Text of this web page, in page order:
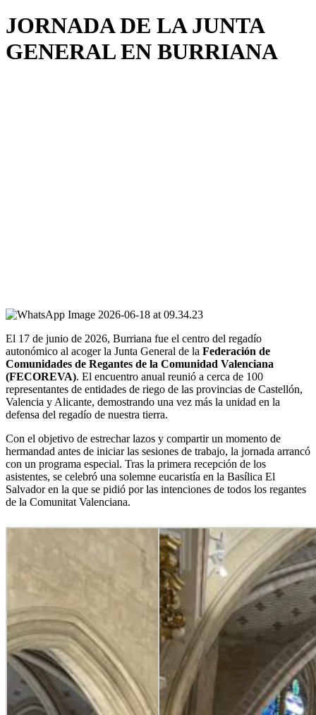
JORNADA DE LA JUNTA
GENERAL EN BURRIANA
El 17 de junio de 2026, Burriana fue el centro del regadío
autonómico al acoger la Junta General de la Federación de
Comunidades de Regantes de la Comunidad Valenciana
(FECOREVA). El encuentro anual reunió a cerca de 100
representantes de entidades de riego de las provincias de Castellón,
Valencia y Alicante, demostrando una vez más la unidad en la
defensa del regadío de nuestra tierra.
Con el objetivo de estrechar lazos y compartir un momento de
hermandad antes de iniciar las sesiones de trabajo, la jornada arrancó
con un programa especial. Tras la primera recepción de los
asistentes, se celebró una solemne eucaristía en la Basílica El
Salvador en la que se pidió por las intenciones de todos los regantes
de la Comunitat Valenciana.